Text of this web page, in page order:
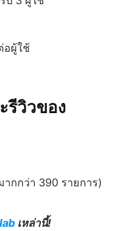
อผู้ใช้
รีวิวของ
ากกว่า 390 รายการ)
เหล่านี้!